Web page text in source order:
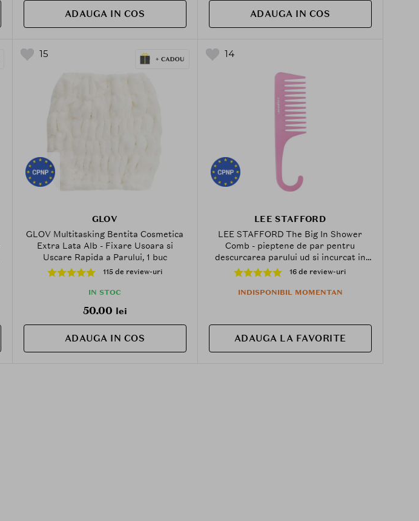
ADAUGA IN COS ADAUGA IN COS
15
GLOV
GLOV Multitasking Bentita Cosmetica
Extra Lata Alb - Fixare Usoara si
Uscare Rapida a Parului, 1 buc
115 de review-uri
IN STOC
50.00 lei
ADAUGA IN COS
14
LEE STAFFORD
LEE STAFFORD The Big In Shower
Comb - pieptene de par pentru
descurcarea parului ud si incurcat in
timpul dusului si pentru distribuirea
uniforma a balsamului sau mastii pe
lungimi si varfuri
16 de review-uri
INDISPONIBIL MOMENTAN
ADAUGA LA FAVORITE